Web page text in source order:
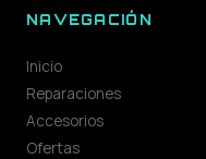
NAVEGACIÓN
Inicio
Reparaciones
Accesorios
Ofertas